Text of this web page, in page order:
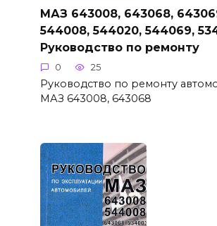
МАЗ 643008, 643068,
544008, 544020, 544069,
Руководство по ремонту
0 25
Руководство по ремонту
МАЗ 643008, 643068